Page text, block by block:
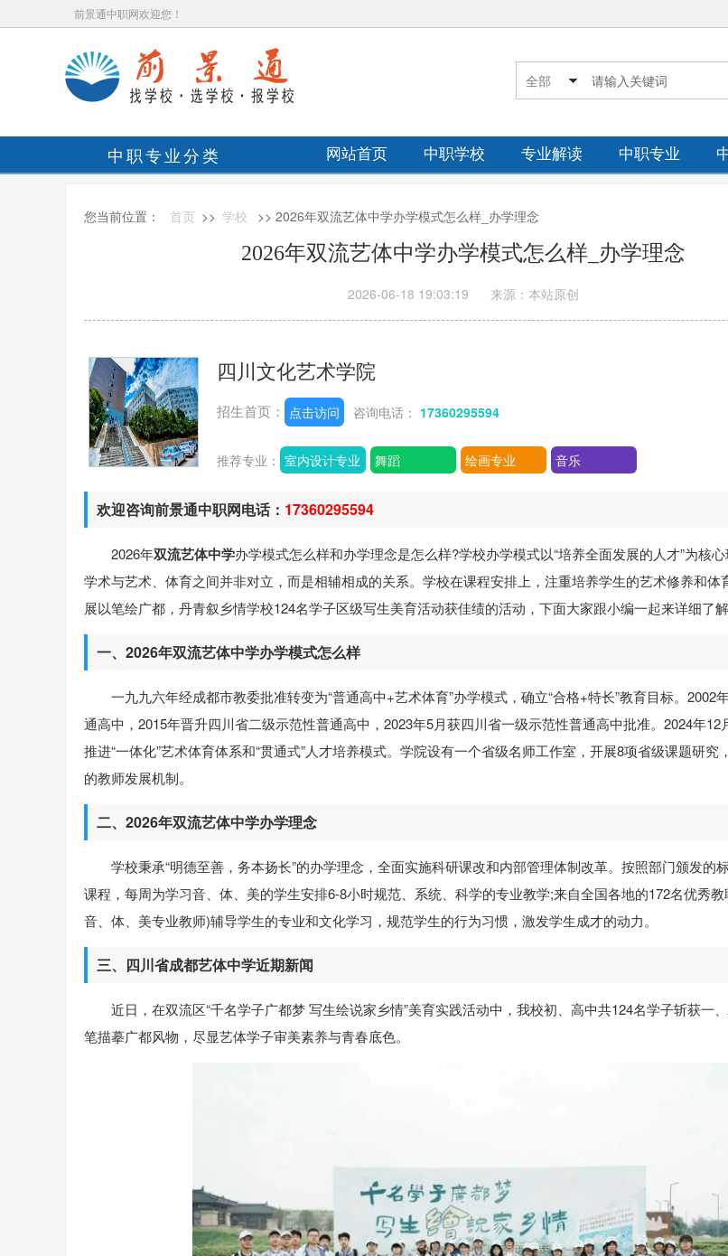
前景通中职网欢迎您！
中职专业分类 网站首页 中职学校 专业解读 中职专业
您当前位置： 首页 >> 学校 >> 2026年双流艺体中学办学模式怎么样_办学理念
2026年双流艺体中学办学模式怎么样_办学理念
2026-06-18 19:03:19 来源：本站原创
四川文化艺术学院
招生首页： 点击访问 咨询电话： 17360295594
推荐专业： 室内设计专业 舞蹈 绘画专业 音乐
欢迎咨询前景通中职网电话： 17360295594
2026年双流艺体中学办学模式怎么样和办学理念是怎么样?学校办学模式以“培养全面发展的人才”为核心
学术与艺术、体育之间并非对立，而是相辅相成的关系。学校在课程安排上，注重培养学生的艺术修养和体
展以笔绘广都，丹青叙乡情学校124名学子区级写生美育活动获佳绩的活动，下面大家跟小编一起来详细了解
一、2026年双流艺体中学办学模式怎么样
一九九六年经成都市教委批准转变为“普通高中+艺术体育”办学模式，确立“合格+特长”教育目标。2002
通高中，2015年晋升四川省二级示范性普通高中，2023年5月获四川省一级示范性普通高中批准。2024年12
推进“一体化”艺术体育体系和“贯通式”人才培养模式。学院设有一个省级名师工作室，开展8项省级课题研究
的教师发展机制。
二、2026年双流艺体中学办学理念
学校秉承“明德至善，务本扬长”的办学理念，全面实施科研课改和内部管理体制改革。按照部门颁发的
课程，每周为学习音、体、美的学生安排6-8小时规范、系统、科学的专业教学;来自全国各地的172名优秀教
音、体、美专业教师)辅导学生的专业和文化学习，规范学生的行为习惯，激发学生成才的动力。
三、四川省成都艺体中学近期新闻
近日，在双流区“千名学子广都梦 写生绘说家乡情”美育实践活动中，我校初、高中共124名学子斩获一
笔描摹广都风物，尽显艺体学子审美素养与青春底色。